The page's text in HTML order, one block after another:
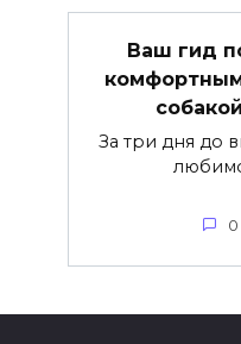
Ваш гид
За три дня до
0